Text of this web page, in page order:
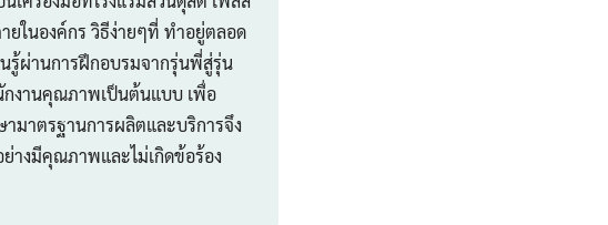
ในองค์กร วิธีง่ายๆที่ ทำอยู่ตลอด
รู้ผ่านการฝึกอบรมจากรุ่นพี่สู่รุ่น
กงานคุณภาพเป็นต้นแบบ เพื่อ
มาตรฐานการผลิตและบริการจึง
างมีคุณภาพและไม่เกิดข้อร้อง